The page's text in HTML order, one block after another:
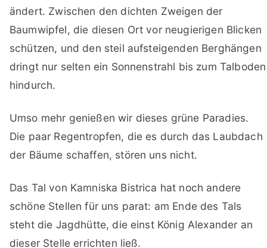
ändert. Zwischen den dichten Zweigen der
Baumwipfel, die diesen Ort vor neugierigen Blicken
schützen, und den steil aufsteigenden Berghängen
dringt nur selten ein Sonnenstrahl bis zum Talboden
hindurch.
Umso mehr genießen wir dieses grüne Paradies.
Die paar Regentropfen, die es durch das Laubdach
der Bäume schaffen, stören uns nicht.
Das Tal von Kamniska Bistrica hat noch andere
schöne Stellen für uns parat: am Ende des Tals
steht die Jagdhütte, die einst König Alexander an
dieser Stelle errichten ließ.